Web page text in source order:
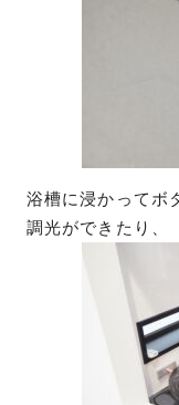
浴槽に浸かってボ
調光ができたり、